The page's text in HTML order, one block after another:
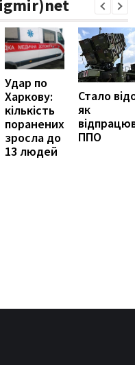
Удар по
Харкову:
кількість
поранених
зросла до
13 людей
Стало
як
ППО